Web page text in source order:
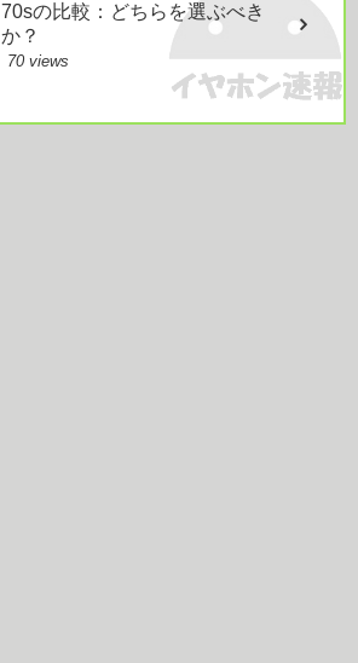
70sの比較：どちらを選ぶべき
か？
70 views